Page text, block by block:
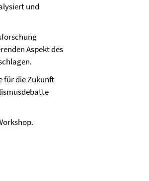
und
Aspekt des
für die Zukunft